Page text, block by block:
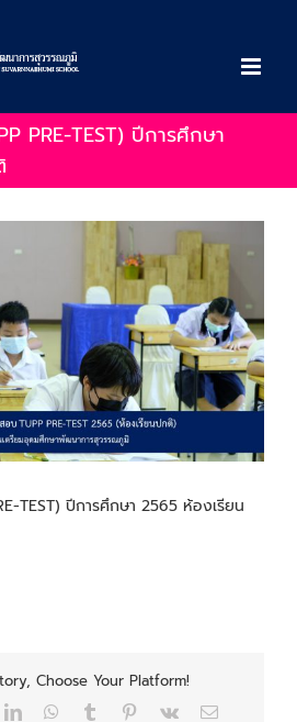
PRE-TEST) ปีการศึกษา
TEST) ปีการศึกษา 2565 ห้องเรียน
Choose Your Platform!
LinkedInWhatsApp
Tumblr Pinterest
Vk Email